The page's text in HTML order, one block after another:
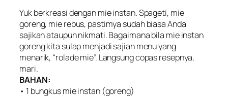
Yuk berkreasi dengan mie instan. Spageti, mie
goreng, mie rebus, pastimya sudah biasa Anda
sajikan ataupun nikmati. Bagaimana bila mie instan
goreng kita sulap menjadi sajian menu yang
menarik, “rolade mie”. Langsung copas resepnya,
mari.
BAHAN:
• 1 bungkus mie instan (goreng)